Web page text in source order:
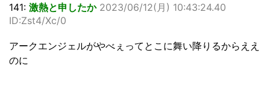
141: 激熱と申したか 2023/06/12(月) 10:43:24.40
ID:Zst4/Xc/0
アークエンジェルがやべぇってとこに舞い降りるからええ
のに